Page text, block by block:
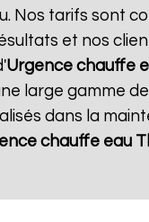
Nos tarifs sont
et nos
Urgence chauffe
large gamme
dans la
chauffe eau